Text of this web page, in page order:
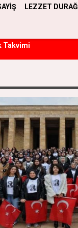
LEZZET DURAĞI
Takvimi